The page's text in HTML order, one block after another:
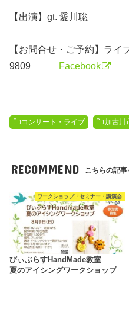
【出演】gt. 愛川聡
【お問合せ・ご予約】 ライ
9809
Facebook
コンサート・ライブ 加古川
RECOMMEND こちらの記事
ワークショップ・セミナー・講演会
びぃぷらすHandMade教室
夏のアイシングワークショップ